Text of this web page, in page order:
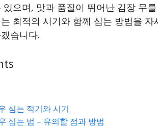
으며, 맛과 품질이 뛰어난 김장 무
최적의 시기와 함께 심는 방법을
습니다.
심는 적기와 시기
심는 법 – 유의할 점과 방법